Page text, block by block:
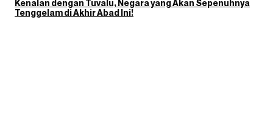
Kenalan dengan Tuvalu, Negara yang Akan Sepenuhnya
Tenggelam di Akhir Abad Ini!